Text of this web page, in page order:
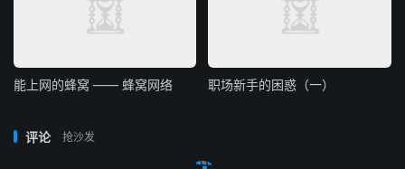
能上网的蜂窝 —— 蜂窝网络 职场新手的困惑（一）
评论 抢沙发